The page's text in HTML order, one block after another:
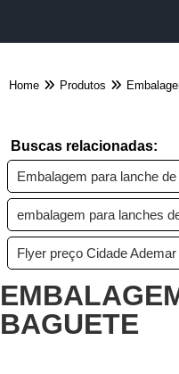
Home Produtos
Buscas relacionadas:
Embalagem para lanche de
embalagem para lanches
Flyer preço Cidade Ademar
BAGUETE